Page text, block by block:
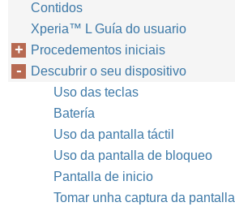
Contidos
Xperia™‎ L Guía do usuario
Procedementos iniciais
Descubrir o seu dispositivo
Uso das teclas
Batería
Uso da pantalla táctil
Uso da pantalla de bloqueo
Pantalla de inicio
Tomar unha captura da pantalla